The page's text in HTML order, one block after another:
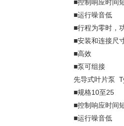
■控制响应时间
■运行噪音低
■行程为零时，
■安装和连接尺
■高效
■泵可组接
先导式叶片泵
■规格10至25
■控制响应时间
■运行噪音低